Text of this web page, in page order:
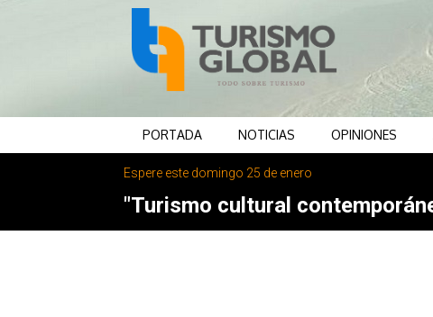
PORTADA NOTICIAS OPINIONES
Espere este domingo 25 de enero
"Turismo cultural